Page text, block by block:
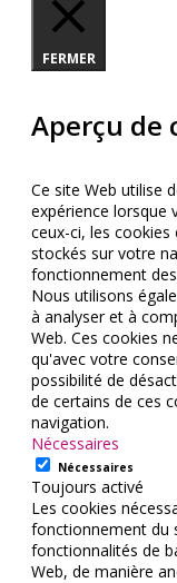
FERMER
Aperçu
Ce site Web utilise
expérience lorsque
ceux-ci, les
stockés sur votre
fonctionnement
Nous utilisons
à analyser et à
Web. Ces cookies
qu'avec votre
possibilité de
de certains de ces
navigation.
Nécessaires
Nécessaires
Toujours activé
Les cookies
fonctionnement du
fonctionnalités de
Web, de manière